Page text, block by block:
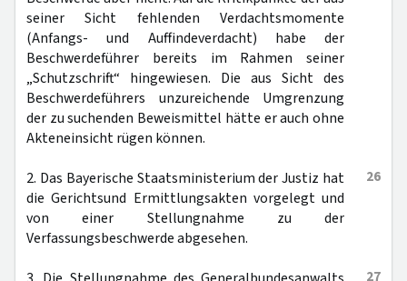
seiner Sicht fehlenden Verdachtsmomente
(Anfangs- und Auffindeverdacht) habe der
Beschwerdeführer bereits im Rahmen seiner
„Schutzschrift“ hingewiesen. Die aus Sicht des
Beschwerdeführers unzureichende Umgrenzung
der zu suchenden Beweismittel hätte er auch ohne
Akteneinsicht rügen können.
26
2. Das Bayerische Staatsministerium der Justiz hat
die Gerichtsund Ermittlungsakten vorgelegt und
von einer Stellungnahme zu der
Verfassungsbeschwerde abgesehen.
27